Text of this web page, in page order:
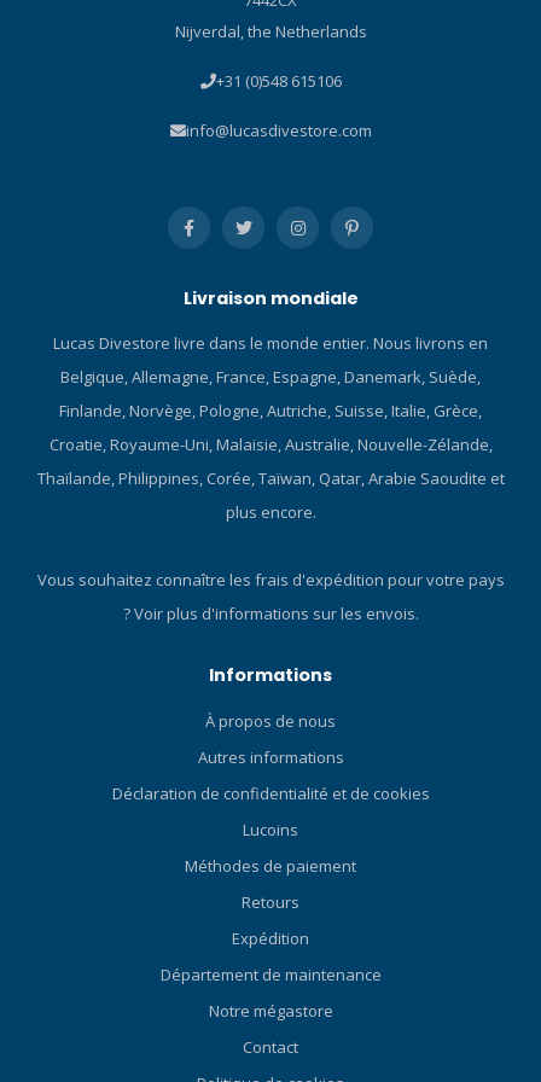
cadran Bleu Couleur des
Verre saphir Étanchéité
livrée dans un emballage
en forme de bouteille de
Boucle déployante Couleur
saphir Genre Homme
bars Remarque : cette
bouteille de plongée.
Nijverdal, the Netherlands
+31 (0)548 615106
info@lucasdivestore.com
Livraison mondiale
Lucas Divestore livre dans le monde entier. Nous livrons en
Belgique, Allemagne, France, Espagne, Danemark, Suède,
Finlande, Norvège, Pologne, Autriche, Suisse, Italie, Grèce,
Croatie, Royaume-Uni, Malaisie, Australie, Nouvelle-Zélande,
Thaïlande, Philippines, Corée, Taïwan, Qatar, Arabie Saoudite et
plus encore.
Vous souhaitez connaître les frais d'expédition pour votre pays
?Voir plus d'informations sur les envois.
Informations
À propos de nous
Autres informations
Déclaration de confidentialité et de cookies
Lucoins
Méthodes de paiement
Retours
Expédition
Département de maintenance
Notre mégastore
Contact